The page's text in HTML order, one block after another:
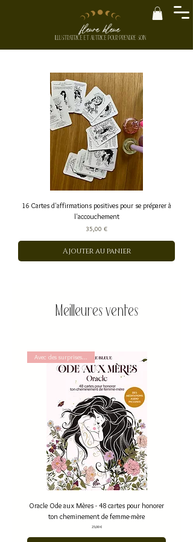
fleure bleue
ILLUSTRATRICE ET AUTRICE POUR PRENDRE SOIN
16 Cartes d'affirmations positives pour se préparer à
l'accouchement
Prix
35,00 €
Ajouter au panier
Meilleures ventes
Avec des surprises...
Oracle Ode aux Mères - 48 cartes pour honorer
ton cheminement de femme-mère
Prix
25,00 €